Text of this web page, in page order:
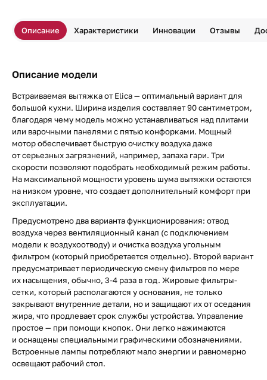
Описание Характеристики Инновации Отзывы
Описание модели
Встраиваемая вытяжка от Elica — оптимальный вариант для
большой кухни. Ширина изделия составляет 90 сантиметром,
благодаря чему модель можно устанавливаться над плитами
или варочными панелями с пятью конфорками. Мощный
мотор обеспечивает быструю очистку воздуха даже
от серьезных загрязнений, например, запаха гари. Три
скорости позволяют подобрать необходимый режим работы.
На максимальной мощности уровень шума вытяжки остаются
на низком уровне, что создает дополнительный комфорт при
эксплуатации.
Предусмотрено два варианта функционирования: отвод
воздуха через вентиляционный канал (с подключением
модели к воздухоотводу) и очистка воздуха угольным
фильтром (который приобретается отдельно). Второй вариант
предусматривает периодическую смену фильтров по мере
их насыщения, обычно, 3-4 раза в год. Жировые фильтры-
сетки, который располагаются у основания, не только
закрывают внутренние детали, но и защищают их от оседания
жира, что продлевает срок службы устройства. Управление
простое — при помощи кнопок. Они легко нажимаются
и оснащены специальными графическими обозначениями.
Встроенные лампы потребляют мало энергии и равномерно
освещают рабочий стол.